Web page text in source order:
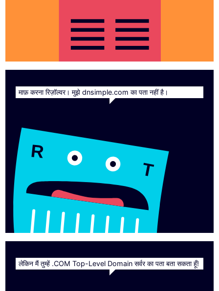
R
T
माफ़ करना रिज़ॉल्वर। मुझे dnsimple.com का पता नहीं है।
लेकिन मैं तुम्हें .COM Top-Level Domain सर्वर का पता बता सकता हूँ!